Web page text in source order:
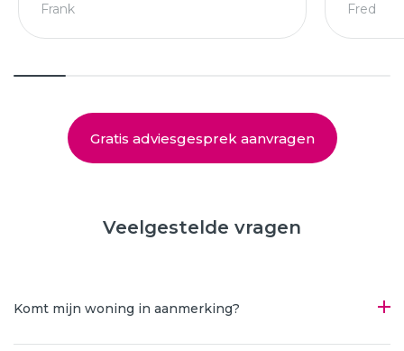
deuren hebben geplaatst.
Frank
Fred
Gratis adviesgesprek aanvragen
Veelgestelde vragen
Komt mijn woning in aanmerking?